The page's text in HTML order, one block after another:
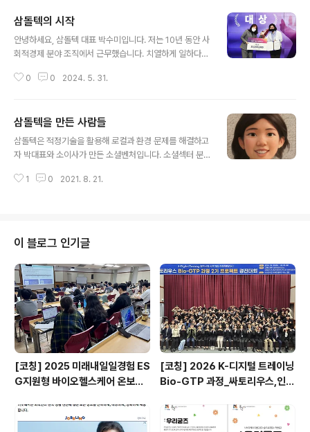
elp@3doltech.com
삼돌텍의 시작
안녕하세요, 삼돌텍 대표 박수미입니다. 저는 10년 동안 사
회적경제 분야 조직에서 근무했습니다. 치열하게 일하다보
이 들더라구요. 청년기가 끝나기 전 나의 경험과 문제의식
은 것은 2019-2020 'BAT 두드림(Do-Dream)’ 활동과
이를 위해 만난 크루(crew) 덕이었습니다.https://blog.
naver.com/batmanisdream/221986152051 4기
m) 공모전BAT 두드림 공모전은 BAT코리아에서 주최하
0 0 2024. 5. 31.
삼돌텍을 만든 사람들
삼돌텍은 적정기술을 활용해 로컬과 환경 문제를 해결하고
자 박대표와 소이사가 만든 소셜벤처입니다. 소셜섹터 분
은 삶은 어떻게 살아야 할까 고민하던 박대표는, 늘 마음에
민참여로 사회문제를 해결하는 데 관심이 있었던 박대표는
뜻이 같은 동료를 구하고 2021년 삼돌텍이란 법인을 설립
하여 본격적으로 사업을 시작합니다! 삼돌텍이 진행했거
나, 진행하고 있는 프로젝트를 소개합니다.- 용인시 환경사
랑 캠페인(2021년2월~3월)- 용인환경정의 '용기내, 용
인!' 웹페이지 개발(2021년4월..
1 0 2021. 8. 21.
이 블로그 인기글
[코칭] 2025 미래내일일경험 ES
G지원형 바이오헬스케어 온보딩
영재단
[코칭] 2026 K-디지털 트레이닝
Bio-GTP 과정_싸토리우스,인천